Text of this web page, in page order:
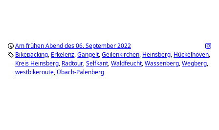
Am frühen Abend des 06. September 2022
Bikepacking Erkelenz Gangelt Geilenkirchen Heinsberg Hückelhoven
Kreis Heinsberg Radtour Selfkant Waldfeucht Wassenberg Wegberg
westbikeroute Übach-Palenberg